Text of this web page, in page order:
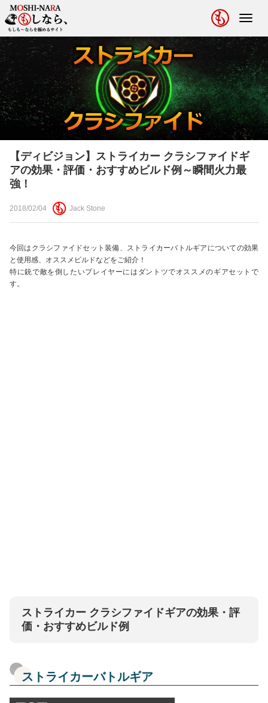
【ディビジョン】ストライカー クラシファイドギ
アの効果・評価・おすすめビルド例～瞬間火力最
強！
2018/02/04 Jack Stone
今回はクラシファイドセット装備、ストライカーバトルギアについての効果
と使用感、オススメビルドなどをご紹介！
特に銃で敵を倒したいプレイヤーにはダントツでオススメのギアセットで
す。
ストライカー クラシファイドギアの効果・評
価・おすすめビルド例
ストライカーバトルギア